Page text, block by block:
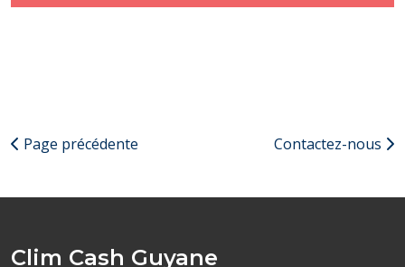
Page précédente Contactez-nous
Clim Cash Guyane